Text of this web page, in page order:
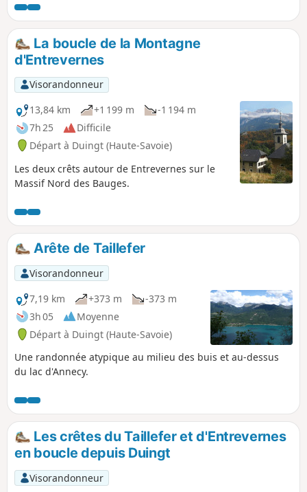
d'Entrevernes. Une partie de cache-
cache en quelque sorte où il dévoile une
fois son côté petit lac, plus loin celui du
grand lac. Rarement les deux en même
temps ! Il nous invite presque à monter
toujours plus haut pour en voir
davantage. Toujours majestueux, avec
en toile de fond, le massif des Bornes, la
chaîne des Aravis ou le massif des
Bauges. Côté orientation, aucun souci :
il suffit simplement de suivre le balisage
en place, et, c'est serein, que l'on peut
s'attaquer à cette boucle.
La boucle de la Montagne
d'Entrevernes
Visorandonneur
13,84 km
+1 199 m
-1 194 m
7h 25
Difficile
Départ à Duingt (Haute-Savoie)
Les deux crêts autour de Entrevernes sur le
Massif Nord des Bauges.
Arête de Taillefer
Visorandonneur
7,19 km
+373 m
-373 m
3h 05
Moyenne
Départ à Duingt (Haute-Savoie)
Une randonnée atypique au milieu des buis et au-dessus
du lac d'Annecy.
Les crêtes du Taillefer et d'Entrevernes
en boucle depuis Duingt
Visorandonneur